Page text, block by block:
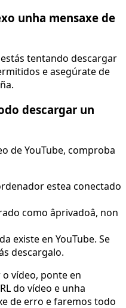
unha mensaxe de
tentando descargar
e asegúrate de
descargar un
de YouTube, comproba
estea conectado
como âprivadoâ, non
existe en YouTube. Se
descargalo.
vídeo, ponte en
do vídeo e unha
de erro e faremos todo